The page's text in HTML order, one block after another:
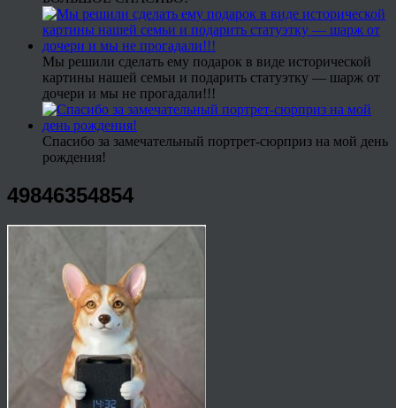
Мы решили сделать ему подарок в виде исторической
картины нашей семьи и подарить статуэтку — шарж от
дочери и мы не прогадали!!!
Спасибо за замечательный портрет-сюрприз на мой день
рождения!
49846354854